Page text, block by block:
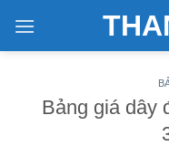
content
Bảng giá dây